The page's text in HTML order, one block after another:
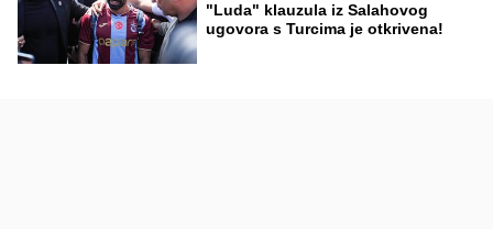
"Luda" klauzula iz Salahovog
ugovora s Turcima je otkrivena!